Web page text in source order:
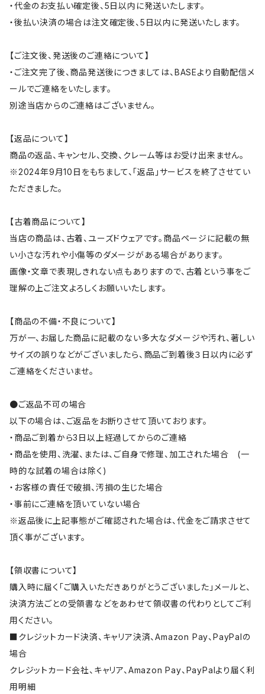
・代金のお支払い確定後、5日以内に発送いたします。
・後払い決済の場合は注文確定後、5日以内に発送いたします。
【ご注文後、発送後のご連絡について】
・ご注文完了後、商品発送後につきましては、BASEより自動配信メ
ールでご連絡をいたします。
別途当店からのご連絡はございません。
【返品について】
商品の返品、キャンセル、交換、クレーム等はお受け出来ません。
※2024年9月10日をもちまして、「返品」サービスを終了させてい
ただきました。
【古着商品について】
当店の商品は、古着、ユーズドウェアです。商品ページに記載の無
い小さな汚れや小傷等のダメージがある場合があります。
画像・文章で表現しきれない点もありますので、古着という事をご
理解の上ご注文よろしくお願いいたします。
【商品の不備・不良について】
万が一、お届した商品に記載のない多大なダメージや汚れ、著しい
サイズの誤りなどがございましたら、商品ご到着後３日以内に必ず
ご連絡をくださいませ。
●ご返品不可の場合
以下の場合は、ご返品をお断りさせて頂いております。
・商品ご到着から3日以上経過してからのご連絡
・商品を使用、洗濯、または、ご自身で修理、加工された場合 (一
時的な試着の場合は除く)
・お客様の責任で破損、汚損の生じた場合
・事前にご連絡を頂いていない場合
※返品後に上記事態がご確認された場合は、代金をご請求させて
頂く事がございます。
【領収書について】
購入時に届く「ご購入いただきありがとうございました」メールと、
決済方法ごとの受領書などをあわせて領収書の代わりとしてご利
用ください。
■クレジットカード決済、キャリア決済、Amazon Pay、PayPalの
場合
クレジットカード会社、キャリア、Amazon Pay、PayPalより届く利
用明細